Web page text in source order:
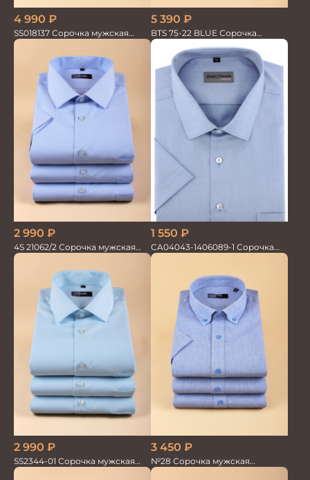
4 990 ₽
SS018137 Сорочка мужская
кор.рукав GROSTYLE TRENDY
5 390 ₽
BTS 75-22 BLUE Сорочка
мужская лайкра бамбук
2 990 ₽
4S 21062/2 Сорочка мужская
кор.рукав бамбук
1 550 ₽
CA04043-1406089-1 Сорочка
мужская
2 990 ₽
SS2344-01 Сорочка мужская
кор.рукав
3 450 ₽
№28 Сорочка мужская
кор.рукав